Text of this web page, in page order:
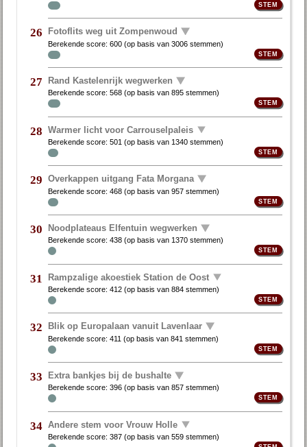
26 Fotoflits weg uit Zompenwoud
Berekende score:600 (op basis van3006 stemmen)
27 Rand Kastelenrijk wegwerken
Berekende score:568 (op basis van895 stemmen)
28 Warmer licht voor Carrouselpaleis
Berekende score:501 (op basis van 1340 stemmen)
29 Overkappen uitgang Fata Morgana
Berekende score:468 (op basis van957 stemmen)
30 Noodplateaus Elfentuin wegwerken
Berekende score:438 (op basis van 1370 stemmen)
31 Rampzalige akoestiek Station de Oost
Berekende score:412 (op basis van884 stemmen)
32 Blik op Europalaan vanuit Lavenlaar
Berekende score:411 (op basis van841 stemmen)
33 Extra bankjes bij de bushalte
Berekende score:396 (op basis van857 stemmen)
34 Andere stem voor Vrouw Holle
Berekende score:387 (op basis van559 stemmen)